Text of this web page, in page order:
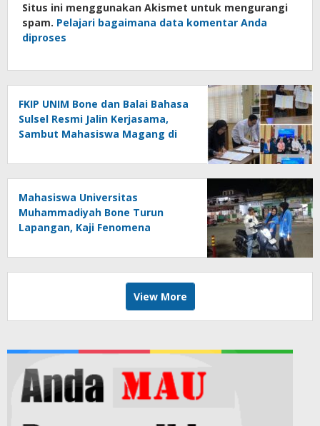
Situs ini menggunakan Akismet untuk mengurangi
spam. Pelajari bagaimana data komentar Anda
diproses
FKIP UNIM Bone dan Balai Bahasa
Sulsel Resmi Jalin Kerjasama,
Sambut Mahasiswa Magang di
Mahasiswa Universitas
Muhammadiyah Bone Turun
Lapangan, Kaji Fenomena
melalui Riset FOTOFOBIA
View More